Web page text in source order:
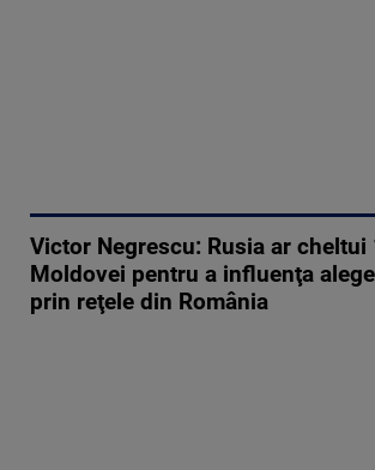
Victor Negrescu: Rusia ar cheltui
Moldovei pentru a influenţa
prin reţele din România